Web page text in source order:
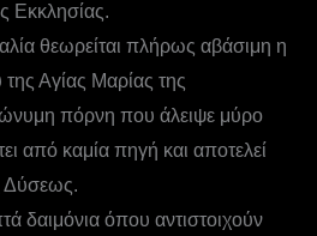
Εκκλησίας.
θεωρείται πλήρως αβάσιμη η
Αγίας Μαρίας της
πόρνη που άλειψε μύρο
από καμία πηγή και αποτελεί
Δύσεως.
δαιμόνια όπου αντιστοιχούν